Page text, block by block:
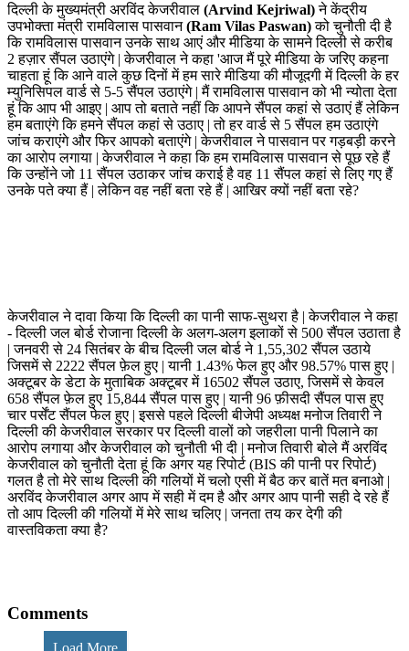
दिल्ली के मुख्यमंत्री अरविंद केजरीवाल (Arvind Kejriwal)ने केंद्रीय
उपभोक्ता मंत्री रामविलास पासवान(Ram Vilas Paswan)को चुनौती दी है
कि रामविलास पासवान उनके साथ आएं और मीडिया के सामने दिल्ली से करीब
2 हज़ार सैंपल उठाएंगे | केजरीवाल ने कहा 'आज मैं पूरे मीडिया के जरिए कहना
चाहता हूं कि आने वाले कुछ दिनों में हम सारे मीडिया की मौजूदगी में दिल्ली के हर
म्युनिसिपल वार्ड से 5-5 सैंपल उठाएंगे | मैं रामविलास पासवान को भी न्योता देता
हूं कि आप भी आइए | आप तो बताते नहीं कि आपने सैंपल कहां से उठाएं हैं लेकिन
हम बताएंगे कि हमने सैंपल कहां से उठाए | तो हर वार्ड से 5 सैंपल हम उठाएंगे
जांच कराएंगे और फिर आपको बताएंगे | केजरीवाल ने पासवान पर गड़बड़ी करने
का आरोप लगाया | केजरीवाल ने कहा कि हम रामविलास पासवान से पूछ रहे हैं
कि उन्होंने जो 11 सैंपल उठाकर जांच कराई है वह 11 सैंपल कहां से लिए गए हैं
उनके पते क्या हैं | लेकिन वह नहीं बता रहे हैं | आखिर क्यों नहीं बता रहे?
केजरीवाल ने दावा किया कि दिल्ली का पानी साफ-सुथरा है | केजरीवाल ने कहा
- दिल्ली जल बोर्ड रोजाना दिल्ली के अलग-अलग इलाकों से 500 सैंपल उठाता है
| जनवरी से 24 सितंबर के बीच दिल्ली जल बोर्ड ने 1,55,302 सैंपल उठाये
जिसमें से 2222 सैंपल फ़ेल हुए | यानी 1.43% फेल हुए और 98.57% पास हुए |
अक्टूबर के डेटा के मुताबिक अक्टूबर में 16502 सैंपल उठाए, जिसमें से केवल
658 सैंपल फ़ेल हुए 15,844 सैंपल पास हुए | यानी 96 फ़ीसदी सैंपल पास हुए
चार पर्सेंट सैंपल फेल हुए | इससे पहले दिल्ली बीजेपी अध्यक्ष मनोज तिवारी ने
दिल्ली की केजरीवाल सरकार पर दिल्ली वालों को जहरीला पानी पिलाने का
आरोप लगाया और केजरीवाल को चुनौती भी दी | मनोज तिवारी बोले मैं अरविंद
केजरीवाल को चुनौती देता हूं कि अगर यह रिपोर्ट (BIS की पानी पर रिपोर्ट)
गलत है तो मेरे साथ दिल्ली की गलियों में चलो एसी में बैठ कर बातें मत बनाओ |
अरविंद केजरीवाल अगर आप में सही में दम है और अगर आप पानी सही दे रहे हैं
तो आप दिल्ली की गलियों में मेरे साथ चलिए | जनता तय कर देगी की
वास्तविकता क्या है?
Comments